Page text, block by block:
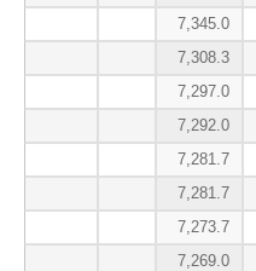
7,345.0
7,308.3
7,297.0
7,292.0
7,281.7
7,281.7
7,273.7
7,269.0